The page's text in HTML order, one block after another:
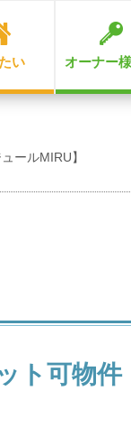
い オーナー
ールMIRU】
可物件